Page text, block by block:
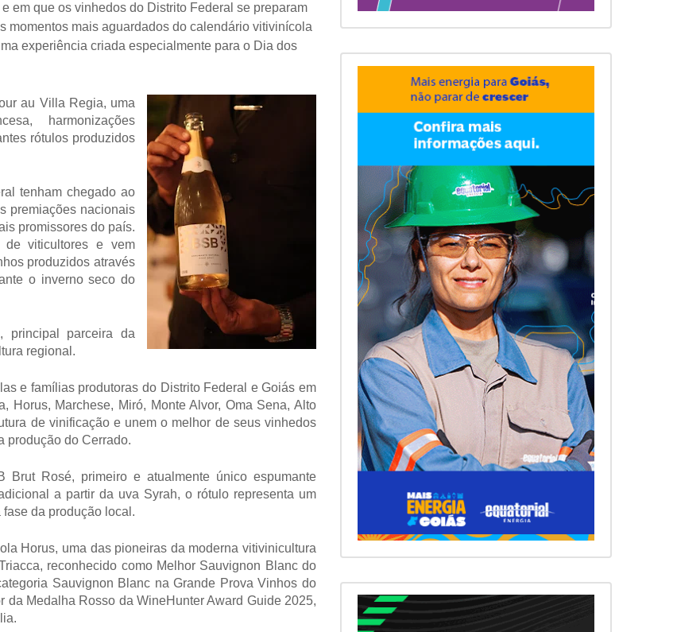
em que os vinhedos do Distrito Federal se preparam
mais aguardados do calendário vitivinícola
experiência criada especialmente para o Dia dos
au Villa Regia, uma
harmonizações
rótulos produzidos
tenham chegado ao
premiações nacionais
promissores do país.
de viticultores e vem
produzidos através
o inverno seco do
principal parceira da
regional.
e famílias produtoras do Distrito Federal e Goiás em
Horus, Marchese, Miró, Monte Alvor, Oma Sena, Alto
de vinificação e unem o melhor de seus vinhedos
produção do Cerrado.
Rosé, primeiro e atualmente único espumante
a partir da uva Syrah, o rótulo representa um
da produção local.
Horus, uma das pioneiras da moderna vitivinicultura
reconhecido como Melhor Sauvignon Blanc do
Sauvignon Blanc na Grande Prova Vinhos do
Medalha Rosso da WineHunter Award Guide 2025,